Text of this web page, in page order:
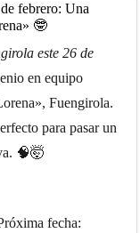
febrero: Una
🤓
este 26 de
en equipo
Fuengirola.
para pasar un
🧠🤯
fecha: